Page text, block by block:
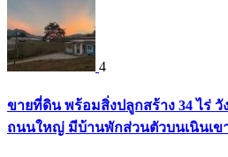
4
ขายที่ดิน พร้อมสิ่งปลูกสร้าง 34 ไร่ วั
ถนนใหญ่ มีบ้านพักส่วนตัวบนเนินเขา